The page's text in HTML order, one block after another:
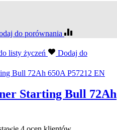
do porównania
listy życzeń
Dodaj do
Starting Bull 72Ah